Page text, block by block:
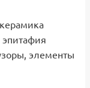
элементы